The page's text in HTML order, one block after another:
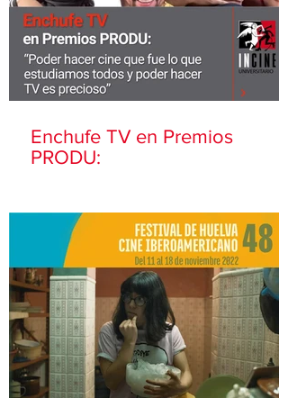
Enchufe TV en Premios
PRODU: